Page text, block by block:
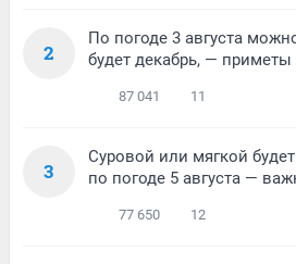
2
По погоде 3 августа
будет декабрь, — приметы
87 041 11
3
Суровой или мягкой
по погоде 5 августа —
77 650 12